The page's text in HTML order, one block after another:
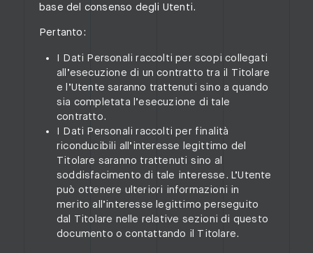
base del consenso degli Utenti.
Pertanto:
I Dati Personali raccolti per scopi collegati
all’esecuzione di un contratto tra il Titolare
e l’Utente saranno trattenuti sino a quando
sia completata l’esecuzione di tale
contratto.
I Dati Personali raccolti per finalità
riconducibili all’interesse legittimo del
Titolare saranno trattenuti sino al
soddisfacimento di tale interesse. L’Utente
può ottenere ulteriori informazioni in
merito all’interesse legittimo perseguito
dal Titolare nelle relative sezioni di questo
documento o contattando il Titolare.